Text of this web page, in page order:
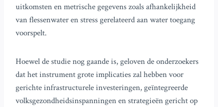
uitkomsten en metrische gegevens zoals afhankelijkheid
van flessenwater en stress gerelateerd aan water toegang
voorspelt.
Hoewel de studie nog gaande is, geloven de onderzoekers
dat het instrument grote implicaties zal hebben voor
gerichte infrastructurele investeringen, geïntegreerde
volksgezondheidsinspanningen en strategieën gericht op